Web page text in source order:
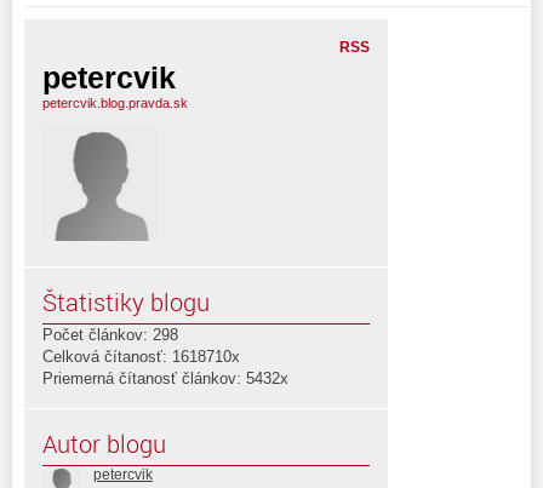
RSS
petercvik
petercvik.blog.pravda.sk
Štatistiky blogu
Počet článkov: 298
Celková čítanosť: 1618710x
Priemerná čítanosť článkov: 5432x
Autor blogu
petercvik